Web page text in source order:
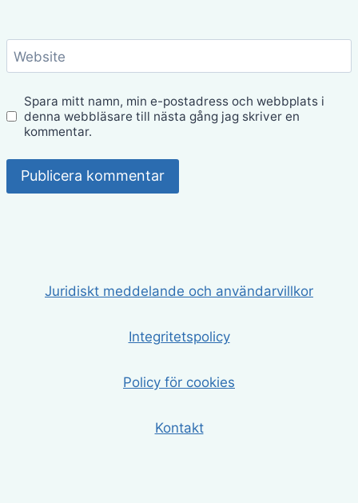
Website
Spara mitt namn, min e-postadress och webbplats i
denna webbläsare till nästa gång jag skriver en
kommentar.
Juridiskt meddelande och användarvillkor
Integritetspolicy
Policy för cookies
Kontakt